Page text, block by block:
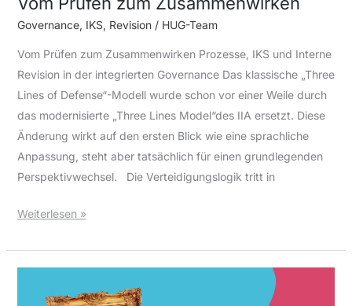
Governance, IKS, Revision/ HUG-Team
Vom Prüfen zum Zusammenwirken Prozesse, IKS und Interne
Revision in der integrierten Governance Das klassische „Three
Lines of Defense“-Modell wurde schon vor einer Weile durch
das modernisierte „Three Lines Model“des IIA ersetzt. Diese
Änderung wirkt auf den ersten Blick wie eine sprachliche
Anpassung, steht aber tatsächlich für einen grundlegenden
Perspektivwechsel. Die Verteidigungslogik tritt in
Weiterlesen »
bankfachliche